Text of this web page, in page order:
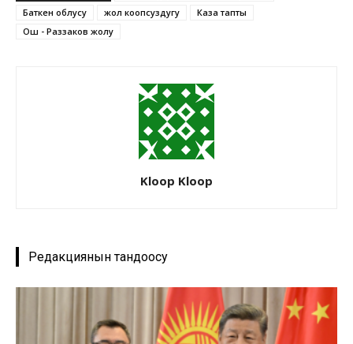
Баткен облусу
жол коопсуздугу
Каза тапты
Ош - Раззаков жолу
Kloop Kloop
Редакциянын тандоосу